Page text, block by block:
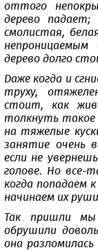
оттого
дерево
смолистая,
дерево долго
Даже когда и
труху,
стоит, как
толкнуть такое
на тяжелые
занятие очень
если не
голове. Но все-
когда попадаем
начинаем их
Так пришли
обрушили
она разломилась